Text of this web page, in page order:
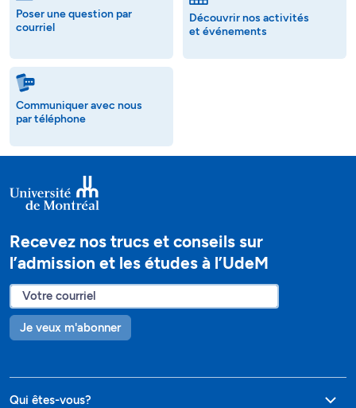
Poser une question par
courriel
Découvrir nos activités
et événements
Communiquer avec nous
par téléphone
Recevez nos trucs et conseils sur
l’admission et les études à l’UdeM
Je veux m'abonner
Qui êtes-vous?